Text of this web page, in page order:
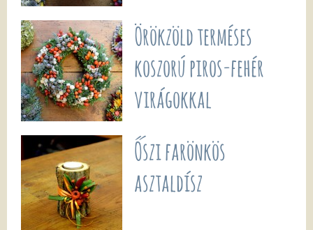
Örökzöld terméses
koszorú piros-fehér
virágokkal
Őszi farönkös
asztaldísz